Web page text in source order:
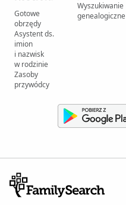
Gotowe
obrzędy
Asystent ds.
imion
i nazwisk
w rodzinie
Zasoby
przywódcy
Wyszukiwanie
genealogiczne